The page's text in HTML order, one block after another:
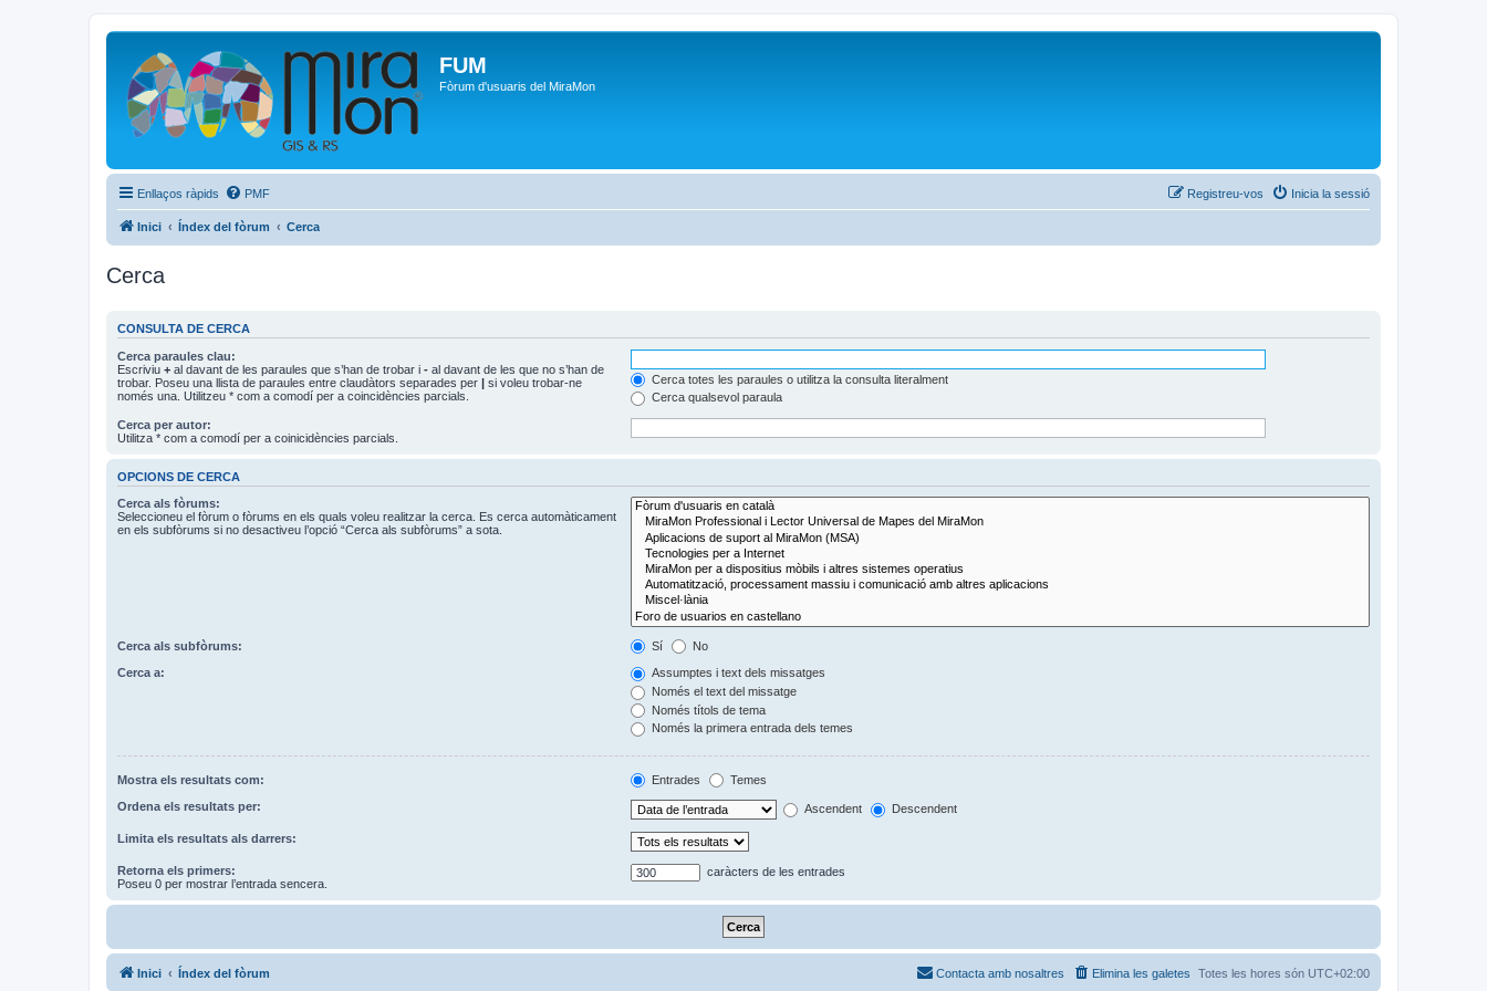
FUM
Fòrum d'usuaris del MiraMon
Enllaços ràpids PMF Inicia la sessió
Registreu-vos
Inici Índex del fòrum Cerca
Cerca
CONSULTA DE CERCA
Cerca paraules clau:
Escriviu + al davant de les paraules que s’han de trobar i - al davant de les que no s’han de
trobar. Poseu una llista de paraules entre claudàtors separades per | si voleu trobar-ne
només una. Utilitzeu * com a comodí per a coincidències parcials.
Cerca totes les paraules o utilitza la consulta literalment
Cerca qualsevol paraula
Cerca per autor:
Utilitza * com a comodí per a coinicidències parcials.
OPCIONS DE CERCA
Cerca als fòrums:
Seleccioneu el fòrum o fòrums en els quals voleu realitzar la cerca. Es cerca automàticament
en els subfòrums si no desactiveu l’opció “Cerca als subfòrums” a sota.
Cerca als subfòrums: Sí No
Cerca a:
Assumptes i text dels missatges
Només el text del missatge
Només títols de tema
Només la primera entrada dels temes
Mostra els resultats com: Entrades Temes
Ordena els resultats per: Ascendent Descendent
Limita els resultats als darrers:
Retorna els primers:
Poseu 0 per mostrar l’entrada sencera.
caràcters de les entrades
Inici Índex del fòrum Totes les hores són UTC+02:00
Elimina les galetes
Contacta amb nosaltres